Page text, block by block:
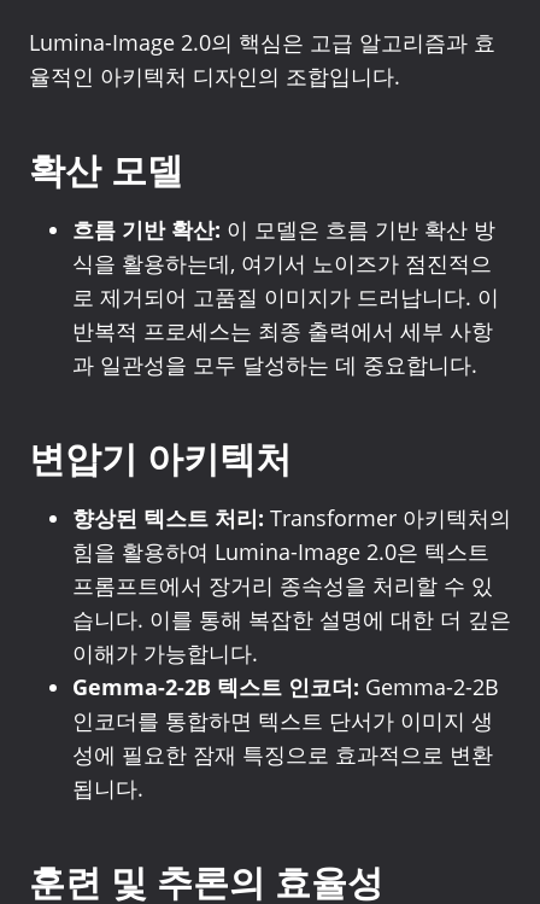
Lumina-Image 2.0의 핵심은 고급 알고리즘과 효
율적인 아키텍처 디자인의 조합입니다.
확산 모델
흐름 기반 확산: 이 모델은 흐름 기반 확산 방
식을 활용하는데, 여기서 노이즈가 점진적으
로 제거되어 고품질 이미지가 드러납니다. 이
반복적 프로세스는 최종 출력에서 세부 사항
과 일관성을 모두 달성하는 데 중요합니다.
변압기 아키텍처
향상된 텍스트 처리: Transformer 아키텍처의
힘을 활용하여 Lumina-Image 2.0은 텍스트
프롬프트에서 장거리 종속성을 처리할 수 있
습니다. 이를 통해 복잡한 설명에 대한 더 깊은
이해가 가능합니다.
Gemma-2-2B 텍스트 인코더: Gemma-2-2B
인코더를 통합하면 텍스트 단서가 이미지 생
성에 필요한 잠재 특징으로 효과적으로 변환
됩니다.
훈련 및 추론의 효율성